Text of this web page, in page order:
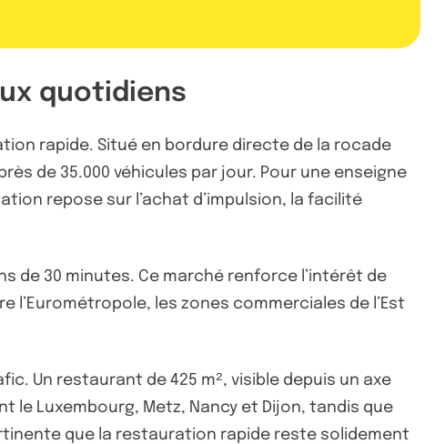
quotidiens
rapide. Situé en bordure directe de la rocade
de 35.000 véhicules par jour. Pour une enseigne
repose sur l’achat d’impulsion, la facilité
de 30 minutes. Ce marché renforce l’intérêt de
l’Eurométropole, les zones commerciales de l’Est
Un restaurant de 425 m², visible depuis un axe
le Luxembourg, Metz, Nancy et Dijon, tandis que
que la restauration rapide reste solidement